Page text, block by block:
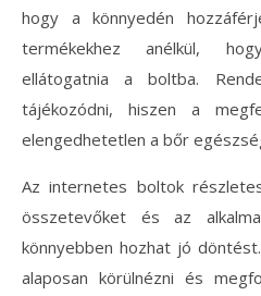
hogy a könnyedén
termékekhez anélkül,
ellátogatnia a boltba.
tájékozódni, hiszen a
elengedhetetlen a bőr
Az internetes boltok
összetevőket és az
könnyebben hozhat jó
alaposan körülnézni és